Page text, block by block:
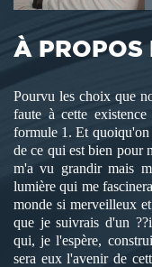
À PROPOS
Pourvu les choix que
faute à cette
formule 1. Et quoiqu'on
de ce qui est bien pour
m'a vu grandir mais
lumière qui me
monde si merveilleux
que je suivrais d'un
qui, je l'espère,
sera eux l'avenir de